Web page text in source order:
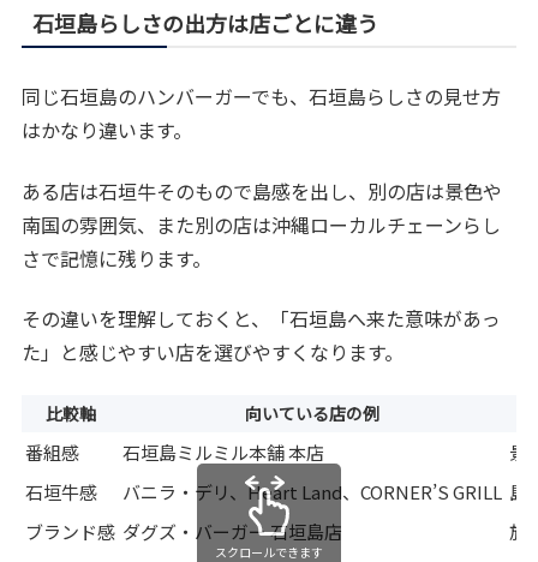
石垣島らしさの出方は店ごとに違う
同じ石垣島のハンバーガーでも、石垣島らしさの見せ方
はかなり違います。
ある店は石垣牛そのもので島感を出し、別の店は景色や
南国の雰囲気、また別の店は沖縄ローカルチェーンらし
さで記憶に残ります。
その違いを理解しておくと、「石垣島へ来た意味があっ
た」と感じやすい店を選びやすくなります。
比較軸 向いている店の例
番組感 石垣島ミルミル本舗 本店
景
石垣牛感
バニラ・デリ、Heart Land、CORNER’S GRILL 島
ブランド感 ダグズ・バーガー 石垣島店
旅
スクロールできます